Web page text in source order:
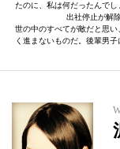
たのに、私は何だったんでし
出社停止が解
世の中のすべてが敵だと思
く進まないものだ。後輩男